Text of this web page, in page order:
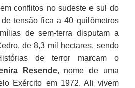
conflitos no sudeste e sul do
tensão fica a 40 quilômetros
de sem-terra disputam a
de 8,3 mil hectares, sendo
de terror marcam o
Resende, nome de uma
Exército em 1972. Ali vivem